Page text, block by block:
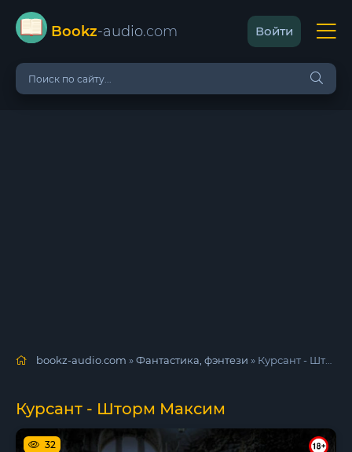
Bookz-audio.com Войти
bookz-audio.com »Фантастика, фэнтези » Курсант - Шторм Максим
Курсант - Шторм Максим
32